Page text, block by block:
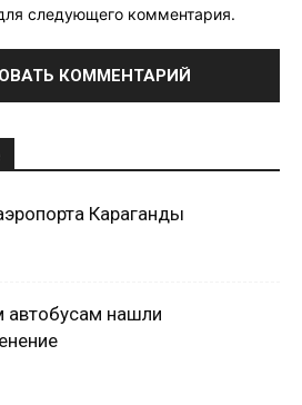
следующего комментария.
Караганды
автобусам нашли